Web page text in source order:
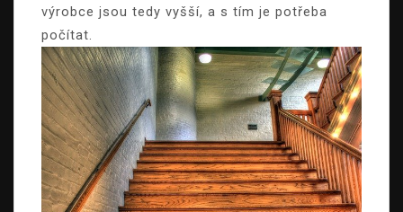
výrobce jsou tedy vyšší, a s tím je potřeba
počítat.